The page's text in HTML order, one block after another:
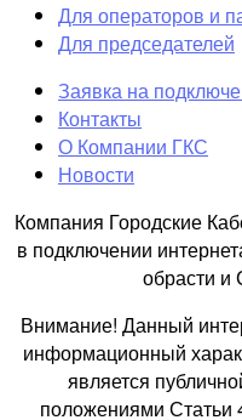
Для операторов и
Для председателей
Заявка на
Контакты
О Компании ГКС
Новости
Компания Городские
в подключении
обрасти и
Внимание! Данный
информационный
является
положениями Статьи